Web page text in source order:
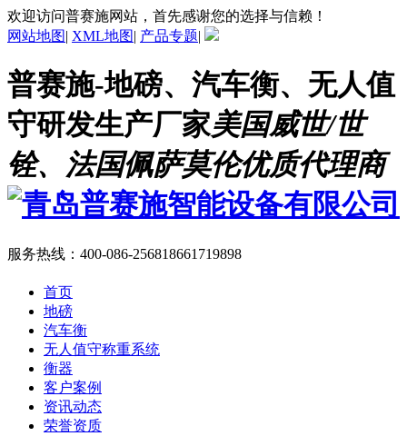
欢迎访问普赛施网站，首先感谢您的选择与信赖！
网站地图| XML地图| 产品专题|
普赛施-地磅、汽车衡、无人值
守研发生产厂家美国威世/世
铨、法国佩萨莫伦优质代理商
服务热线： 400-086-256818661719898
首页
地磅
汽车衡
无人值守称重系统
衡器
客户案例
资讯动态
荣誉资质